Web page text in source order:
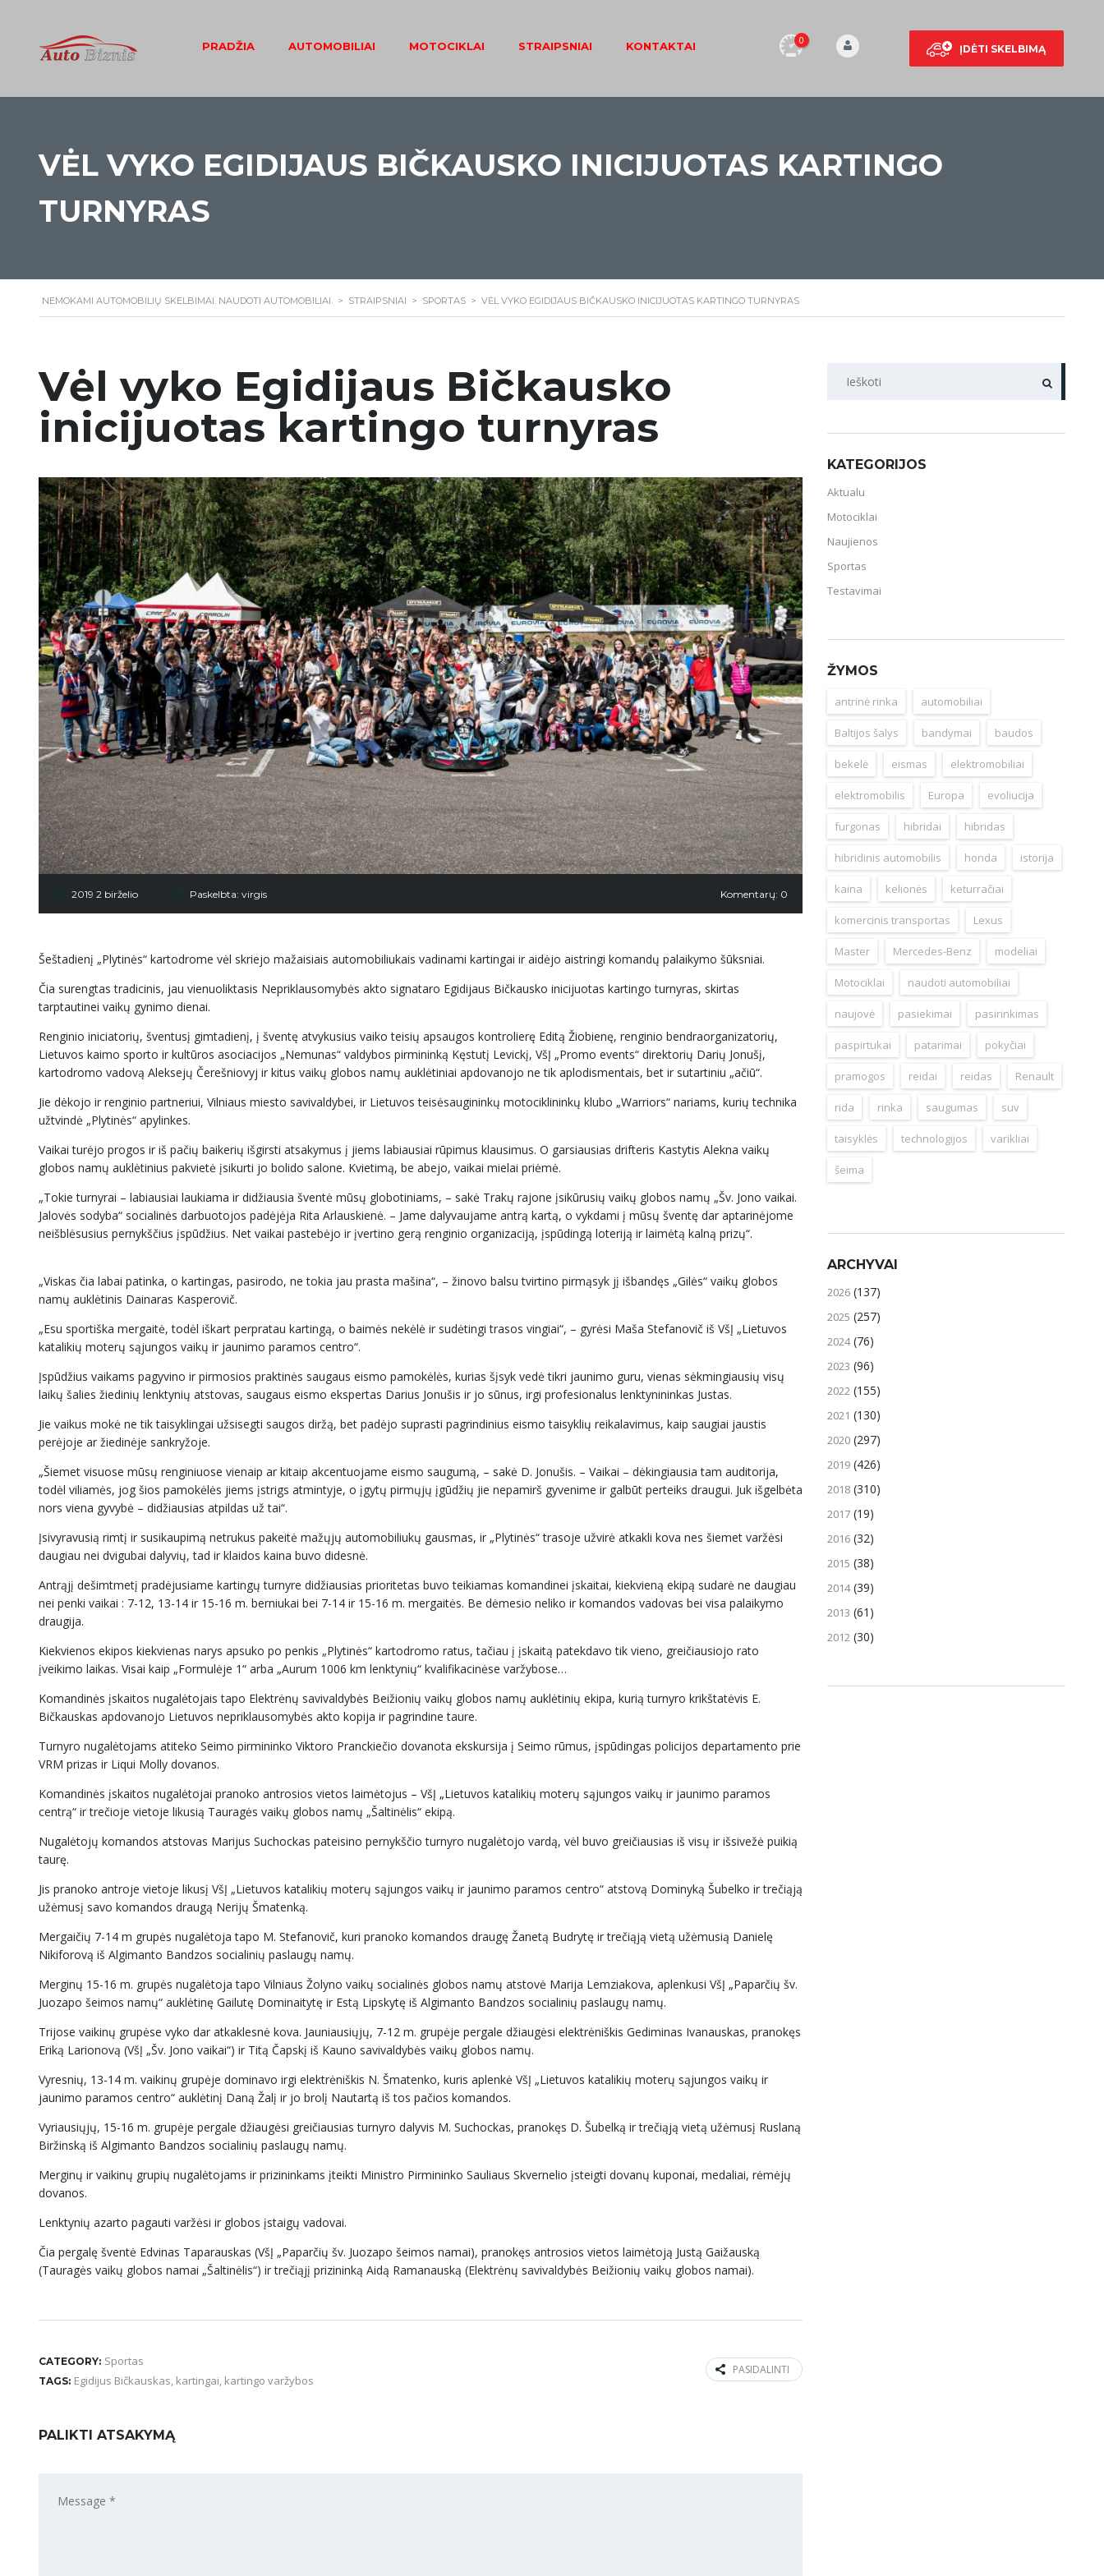
ĮDĖTI SKELBIMĄ
0
PRADŽIA AUTOMOBILIAI MOTOCIKLAI STRAIPSNIAI KONTAKTAI
VĖL VYKO EGIDIJAUS BIČKAUSKO INICIJUOTAS KARTINGO
TURNYRAS
NEMOKAMI AUTOMOBILIŲ SKELBIMAI. NAUDOTI AUTOMOBILIAI. > STRAIPSNIAI > SPORTAS > VĖL VYKO EGIDIJAUS BIČKAUSKO INICIJUOTAS KARTINGO TURNYRAS
Vėl vyko Egidijaus Bičkausko
inicijuotas kartingo turnyras
2019 2 birželio Paskelbta: virgis Komentarų: 0
Šeštadienį „Plytinės“ kartodrome vėl skriejo mažaisiais automobiliukais vadinami kartingai ir aidėjo aistringi komandų palaikymo šūksniai.
Čia surengtas tradicinis, jau vienuoliktasis Nepriklausomybės akto signataro Egidijaus Bičkausko inicijuotas kartingo turnyras, skirtas
tarptautinei vaikų gynimo dienai.
Renginio iniciatorių, šventusį gimtadienį, į šventę atvykusius vaiko teisių apsaugos kontrolierę Editą Žiobienę, renginio bendraorganizatorių,
Lietuvos kaimo sporto ir kultūros asociacijos „Nemunas“ valdybos pirmininką Kęstutį Levickį, VšĮ „Promo events“ direktorių Darių Jonušį,
kartodromo vadovą Aleksejų Čerešniovyj ir kitus vaikų globos namų auklėtiniai apdovanojo ne tik aplodismentais, bet ir sutartiniu „ačiū“.
Jie dėkojo ir renginio partneriui, Vilniaus miesto savivaldybei, ir Lietuvos teisėsaugininkų motociklininkų klubo „Warriors“ nariams, kurių technika
užtvindė „Plytinės“ apylinkes.
Vaikai turėjo progos ir iš pačių baikerių išgirsti atsakymus į jiems labiausiai rūpimus klausimus. O garsiausias drifteris Kastytis Alekna vaikų
globos namų auklėtinius pakvietė įsikurti jo bolido salone. Kvietimą, be abejo, vaikai mielai priėmė.
„Tokie turnyrai – labiausiai laukiama ir didžiausia šventė mūsų globotiniams, – sakė Trakų rajone įsikūrusių vaikų globos namų „Šv. Jono vaikai.
Jalovės sodyba“ socialinės darbuotojos padėjėja Rita Arlauskienė. – Jame dalyvaujame antrą kartą, o vykdami į mūsų šventę dar aptarinėjome
neišblėsusius pernykščius įspūdžius. Net vaikai pastebėjo ir įvertino gerą renginio organizaciją, įspūdingą loteriją ir laimėtą kalną prizų“.
„Viskas čia labai patinka, o kartingas, pasirodo, ne tokia jau prasta mašina“, – žinovo balsu tvirtino pirmąsyk jį išbandęs „Gilės“ vaikų globos
namų auklėtinis Dainaras Kasperovič.
„Esu sportiška mergaitė, todėl iškart perpratau kartingą, o baimės nekėlė ir sudėtingi trasos vingiai“, – gyrėsi Maša Stefanovič iš VšĮ „Lietuvos
katalikių moterų sąjungos vaikų ir jaunimo paramos centro“.
Įspūdžius vaikams pagyvino ir pirmosios praktinės saugaus eismo pamokėlės, kurias šįsyk vedė tikri jaunimo guru, vienas sėkmingiausių visų
laikų šalies žiedinių lenktynių atstovas, saugaus eismo ekspertas Darius Jonušis ir jo sūnus, irgi profesionalus lenktynininkas Justas.
Jie vaikus mokė ne tik taisyklingai užsisegti saugos diržą, bet padėjo suprasti pagrindinius eismo taisyklių reikalavimus, kaip saugiai jaustis
perėjoje ar žiedinėje sankryžoje.
„Šiemet visuose mūsų renginiuose vienaip ar kitaip akcentuojame eismo saugumą, – sakė D. Jonušis. – Vaikai – dėkingiausia tam auditorija,
todėl viliamės, jog šios pamokėlės jiems įstrigs atmintyje, o įgytų pirmųjų įgūdžių jie nepamirš gyvenime ir galbūt perteiks draugui. Juk išgelbėta
nors viena gyvybė – didžiausias atpildas už tai“.
Įsivyravusią rimtį ir susikaupimą netrukus pakeitė mažųjų automobiliukų gausmas, ir „Plytinės“ trasoje užvirė atkakli kova nes šiemet varžėsi
daugiau nei dvigubai dalyvių, tad ir klaidos kaina buvo didesnė.
Antrąjį dešimtmetį pradėjusiame kartingų turnyre didžiausias prioritetas buvo teikiamas komandinei įskaitai, kiekvieną ekipą sudarė ne daugiau
nei penki vaikai : 7-12, 13-14 ir 15-16 m. berniukai bei 7-14 ir 15-16 m. mergaitės. Be dėmesio neliko ir komandos vadovas bei visa palaikymo
draugija.
Kiekvienos ekipos kiekvienas narys apsuko po penkis „Plytinės“ kartodromo ratus, tačiau į įskaitą patekdavo tik vieno, greičiausiojo rato
įveikimo laikas. Visai kaip „Formulėje 1“ arba „Aurum 1006 km lenktynių“ kvalifikacinėse varžybose…
Komandinės įskaitos nugalėtojais tapo Elektrėnų savivaldybės Beižionių vaikų globos namų auklėtinių ekipa, kurią turnyro krikštatėvis E.
Bičkauskas apdovanojo Lietuvos nepriklausomybės akto kopija ir pagrindine taure.
Turnyro nugalėtojams atiteko Seimo pirmininko Viktoro Pranckiečio dovanota ekskursija į Seimo rūmus, įspūdingas policijos departamento prie
VRM prizas ir Liqui Molly dovanos.
Komandinės įskaitos nugalėtojai pranoko antrosios vietos laimėtojus – VšĮ „Lietuvos katalikių moterų sąjungos vaikų ir jaunimo paramos
centrą“ ir trečioje vietoje likusią Tauragės vaikų globos namų „Šaltinėlis“ ekipą.
Nugalėtojų komandos atstovas Marijus Suchockas pateisino pernykščio turnyro nugalėtojo vardą, vėl buvo greičiausias iš visų ir išsivežė puikią
taurę.
Jis pranoko antroje vietoje likusį VšĮ „Lietuvos katalikių moterų sąjungos vaikų ir jaunimo paramos centro“ atstovą Dominyką Šubelko ir trečiąją
užėmusį savo komandos draugą Nerijų Šmatenką.
Mergaičių 7-14 m grupės nugalėtoja tapo M. Stefanovič, kuri pranoko komandos draugę Žanetą Budrytę ir trečiąją vietą užėmusią Danielę
Nikiforovą iš Algimanto Bandzos socialinių paslaugų namų.
Merginų 15-16 m. grupės nugalėtoja tapo Vilniaus Žolyno vaikų socialinės globos namų atstovė Marija Lemziakova, aplenkusi VšĮ „Paparčių šv.
Juozapo šeimos namų“ auklėtinę Gailutę Dominaitytę ir Estą Lipskytę iš Algimanto Bandzos socialinių paslaugų namų.
Trijose vaikinų grupėse vyko dar atkaklesnė kova. Jauniausiųjų, 7-12 m. grupėje pergale džiaugėsi elektrėniškis Gediminas Ivanauskas, pranokęs
Eriką Larionovą (VšĮ „Šv. Jono vaikai“) ir Titą Čapskį iš Kauno savivaldybės vaikų globos namų.
Vyresnių, 13-14 m. vaikinų grupėje dominavo irgi elektrėniškis N. Šmatenko, kuris aplenkė VšĮ „Lietuvos katalikių moterų sąjungos vaikų ir
jaunimo paramos centro“ auklėtinį Daną Žalį ir jo brolį Nautartą iš tos pačios komandos.
Vyriausiųjų, 15-16 m. grupėje pergale džiaugėsi greičiausias turnyro dalyvis M. Suchockas, pranokęs D. Šubelką ir trečiąją vietą užėmusį Ruslaną
Biržinską iš Algimanto Bandzos socialinių paslaugų namų.
Merginų ir vaikinų grupių nugalėtojams ir prizininkams įteikti Ministro Pirmininko Sauliaus Skvernelio įsteigti dovanų kuponai, medaliai, rėmėjų
dovanos.
Lenktynių azarto pagauti varžėsi ir globos įstaigų vadovai.
Čia pergalę šventė Edvinas Taparauskas (VšĮ „Paparčių šv. Juozapo šeimos namai), pranokęs antrosios vietos laimėtoją Justą Gaižauską
(Tauragės vaikų globos namai „Šaltinėlis“) ir trečiąjį prizininką Aidą Ramanauską (Elektrėnų savivaldybės Beižionių vaikų globos namai).
CATEGORY: Sportas
TAGS: Egidijus Bičkauskas, kartingai, kartingo varžybos
PASIDALINTI
PALIKTI ATSAKYMĄ
PAIEŠKA
KATEGORIJOS
Aktualu
Motociklai
Naujienos
Sportas
Testavimai
ŽYMOS
antrinė rinka automobiliai
Baltijos šalys bandymai baudos
bekelė eismas elektromobiliai
elektromobilis Europa evoliucija
furgonas hibridai hibridas
hibridinis automobilis honda istorija
kaina kelionės keturračiai
komercinis transportas Lexus
Master Mercedes-Benz modeliai
Motociklai naudoti automobiliai
naujovė pasiekimai pasirinkimas
paspirtukai patarimai pokyčiai
pramogos reidai reidas Renault
rida rinka saugumas suv
taisyklės technologijos varikliai
šeima
ARCHYVAI
2026 (137)
2025 (257)
2024(76)
2023 (96)
2022 (155)
2021 (130)
2020 (297)
2019 (426)
2018 (310)
2017 (19)
2016 (32)
2015 (38)
2014(39)
2013 (61)
2012 (30)